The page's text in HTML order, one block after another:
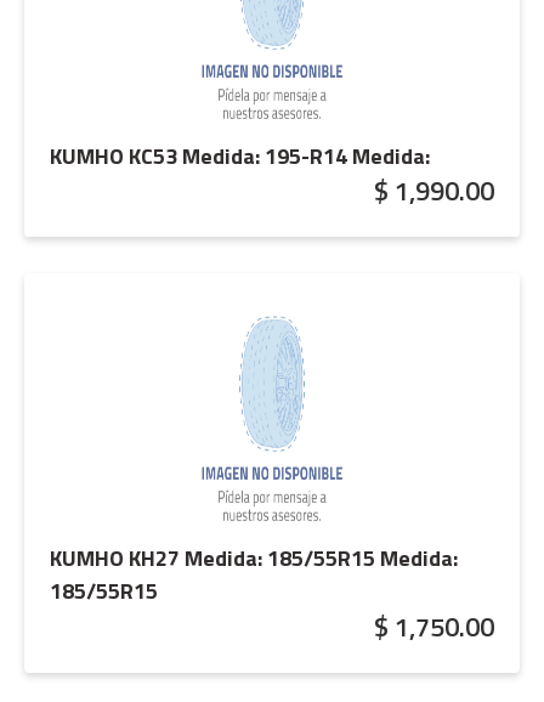
KUMHO KC53 Medida: 195-R14Medida:
$ 1,990.00
KUMHO KH27 Medida: 185/55R15 Medida:
185/55R15
$ 1,750.00